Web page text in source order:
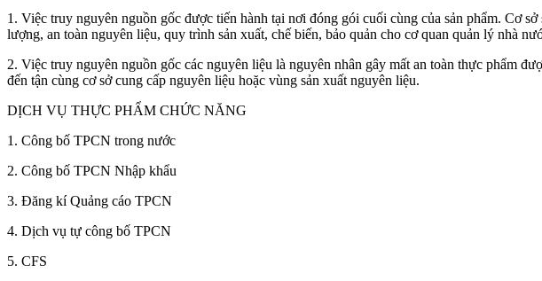
1. Việc truy nguyên nguồn gốc được tiến hành tại nơi đóng gói cuối cùng của sản phẩm. Cơ
lượng, an toàn nguyên liệu, quy trình sản xuất, chế biến, bảo quản cho cơ quan quản lý nhà
2. Việc truy nguyên nguồn gốc các nguyên liệu là nguyên nhân gây mất an toàn thực phẩm
đến tận cùng cơ sở cung cấp nguyên liệu hoặc vùng sản xuất nguyên liệu.
DỊCH VỤ THỰC PHẨM CHỨC NĂNG
1. Công bố TPCN trong nước
2. Công bố TPCN Nhập khẩu
3. Đăng kí Quảng cáo TPCN
4. Dịch vụ tự công bố TPCN
5. CFS